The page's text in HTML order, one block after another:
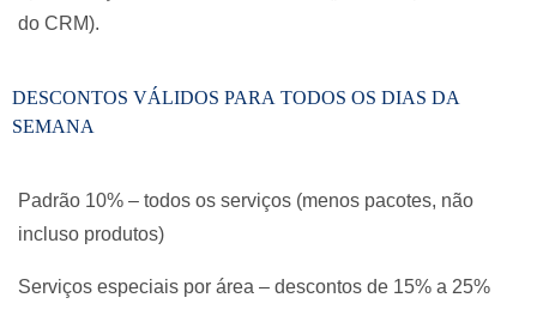
do CRM).
DESCONTOS VÁLIDOS PARA TODOS OS DIAS DA
SEMANA
Padrão 10% – todos os serviços (menos pacotes, não
incluso produtos)
Serviços especiais por área – descontos de 15% a 25%